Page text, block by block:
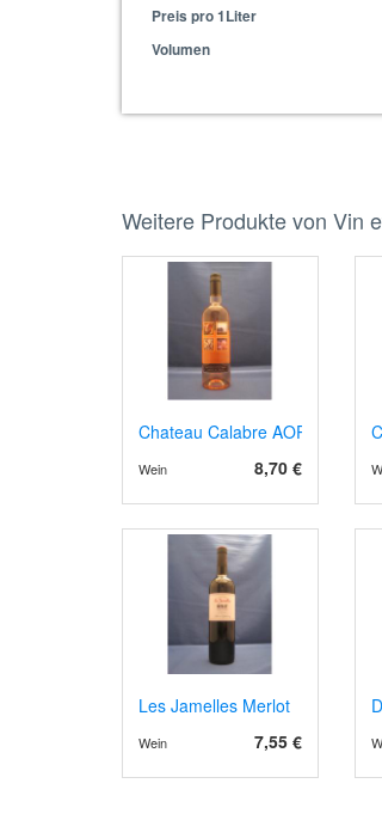
Preis pro 1Liter
Volumen
Weitere Produkte von Vin
Chateau Calabre AOP
8,70 €
Wein
Les Jamelles Merlot
7,55 €
Wein